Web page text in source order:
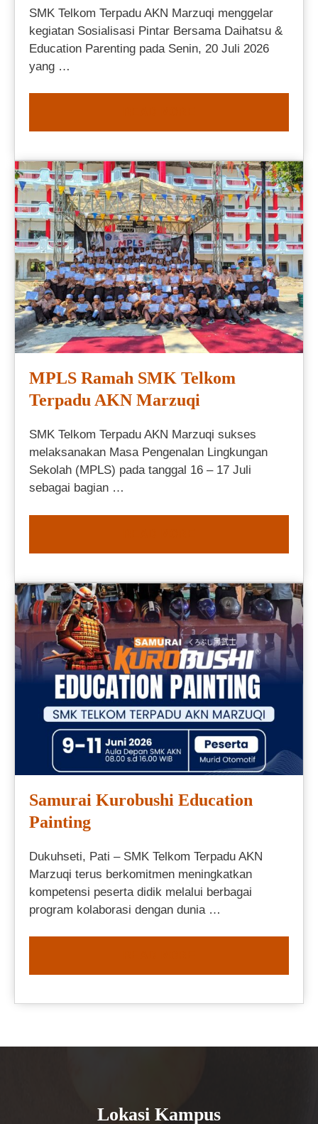
SMK Telkom Terpadu AKN Marzuqi menggelar
kegiatan Sosialisasi Pintar Bersama Daihatsu &
Education Parenting pada Senin, 20 Juli 2026
yang …
MPLS Ramah SMK Telkom
Terpadu AKN Marzuqi
SMK Telkom Terpadu AKN Marzuqi sukses
melaksanakan Masa Pengenalan Lingkungan
Sekolah (MPLS) pada tanggal 16 – 17 Juli
sebagai bagian …
Samurai Kurobushi Education
Painting
Dukuhseti, Pati – SMK Telkom Terpadu AKN
Marzuqi terus berkomitmen meningkatkan
kompetensi peserta didik melalui berbagai
program kolaborasi dengan dunia …
Lokasi Kampus